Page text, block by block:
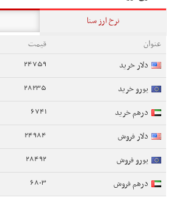
نرخ ارز سنا
عنوان
قیمت
دلار خرید
24759
یورو خرید 28235
درهم خرید 6741
دلار فروش 24984
یورو فروش 28492
درهم فروش 6803